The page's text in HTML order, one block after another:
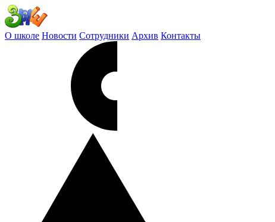
О школе Новости Сотрудники Архив Контакты